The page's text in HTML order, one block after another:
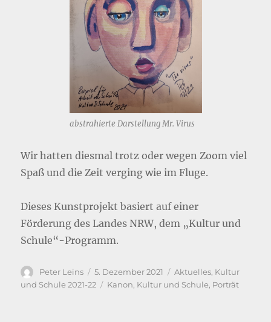
abstrahierte Darstellung Mr. Virus
Wir hatten diesmal trotz oder wegen Zoom viel
Spaß und die Zeit verging wie im Fluge.
Dieses Kunstprojekt basiert auf einer
Förderung des Landes NRW, dem „Kultur und
Schule“-Programm.
Autor
Peter Leins
Veröffentlicht
am
5. Dezember 2021 Kategorien
Aktuelles, Kultur
und Schule 2021-22
Schlagwörter
Kanon, Kultur und Schule, Porträt